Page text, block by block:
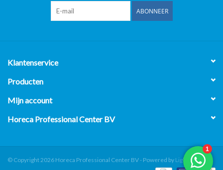
ABONNEER
Klantenservice
Producten
Mijn account
Horeca Professional Center BV
© Copyright 2026 Horeca Professional Center BV - Powered by Lightspeed